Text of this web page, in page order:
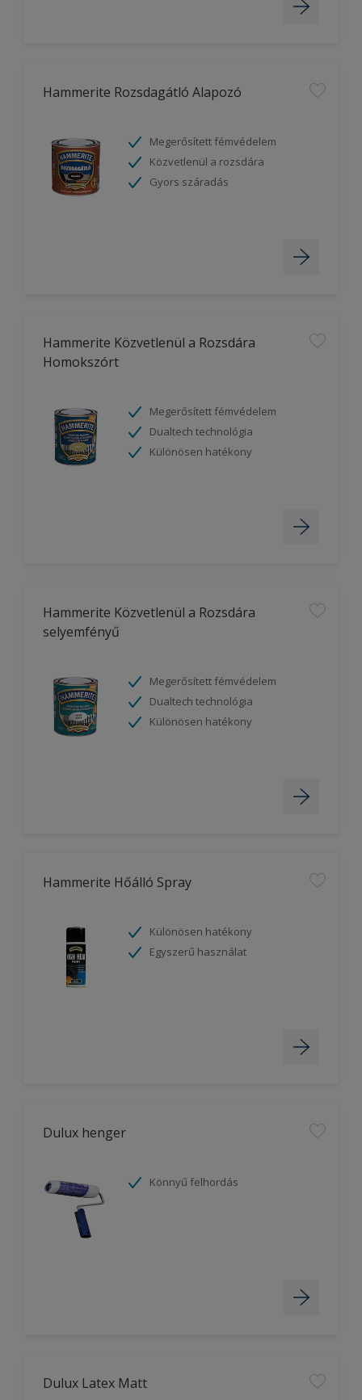
Hammerite Rozsdagátló Alapozó
Megerősített fémvédelem
Közvetlenül a rozsdára
Gyors száradás
Hammerite Közvetlenül a Rozsdára
Homokszórt
Megerősített fémvédelem
Dualtech technológia
Különösen hatékony
Hammerite Közvetlenül a Rozsdára
selyemfényű
Megerősített fémvédelem
Dualtech technológia
Különösen hatékony
Hammerite Hőálló Spray
Különösen hatékony
Egyszerű használat
Dulux henger
Könnyű felhordás
Dulux Latex Matt